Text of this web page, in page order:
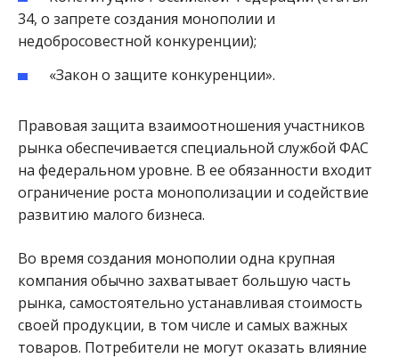
34, о запрете создания монополии и
недобросовестной конкуренции);
«Закон о защите конкуренции».
Правовая защита взаимоотношения участников
рынка обеспечивается специальной службой ФАС
на федеральном уровне. В ее обязанности входит
ограничение роста монополизации и содействие
развитию малого бизнеса.
Во время создания монополии одна крупная
компания обычно захватывает большую часть
рынка, самостоятельно устанавливая стоимость
своей продукции, в том числе и самых важных
товаров. Потребители не могут оказать влияние